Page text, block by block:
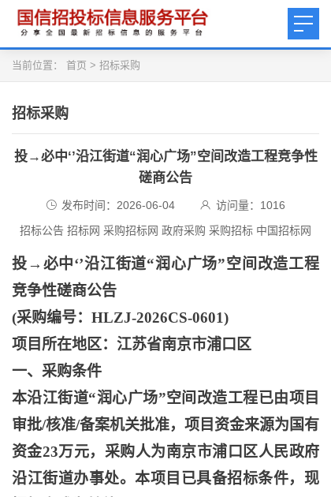
当前位置： 首页 > 招标采购
招标采购
投→必中‘’沿江街道“润心广场”空间改造工程竞争性
磋商公告
发布时间：2026-06-04 访问量： 1016
招标公告 招标网 采购招标网 政府采购 采购招标 中国招标网
投→必中‘’沿江街道“润心广场”空间改造工程
竞争性磋商公告
(采购编号：HLZJ-2026CS-0601)
项目所在地区：江苏省南京市浦口区
一、采购条件
本沿江街道“润心广场”空间改造工程已由项目
审批/核准/备案机关批准，项目资金来源为国有
资金23万元，采购人为南京市浦口区人民政府
沿江街道办事处。本项目已具备招标条件，现